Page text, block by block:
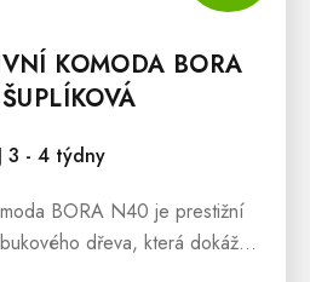
KOMODA BORA
3 - 4 týdny
BORA N40 je prestižní
dřeva, která dokáže